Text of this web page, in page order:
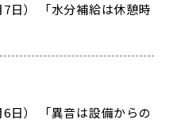
7日） 「水分補給は休憩時
6日） 「異音は設備からの